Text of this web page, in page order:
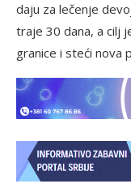
daju za lečenje
traje 30 dana, a cilj
granice i steći nova